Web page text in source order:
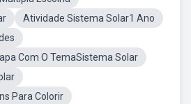
Atividade Sistema Solar1 Ano
Com O TemaSistema Solar
Para Colorir